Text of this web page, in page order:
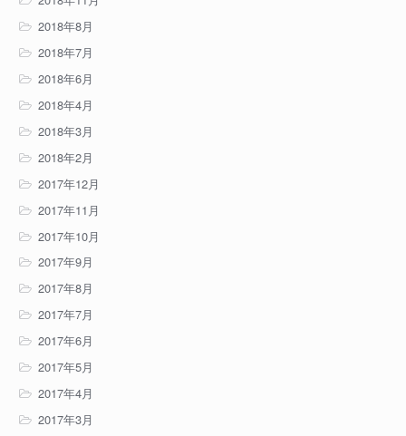
2018年8月
2018年7月
2018年6月
2018年4月
2018年3月
2018年2月
2017年12月
2017年11月
2017年10月
2017年9月
2017年8月
2017年7月
2017年6月
2017年5月
2017年4月
2017年3月